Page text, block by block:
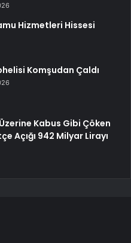
Hizmetleri Hissesi
Komşudan Çaldı
Kabus Gibi Çöken
Açığı 942 Milyar Lirayı